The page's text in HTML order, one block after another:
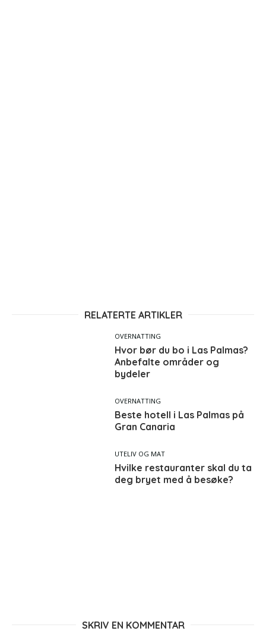
RELATERTE ARTIKLER
OVERNATTING
Hvor bør du bo i Las Palmas?
Anbefalte områder og
bydeler
OVERNATTING
Beste hotell i Las Palmas på
Gran Canaria
UTELIV OG MAT
Hvilke restauranter skal du ta
deg bryet med å besøke?
SKRIV EN KOMMENTAR